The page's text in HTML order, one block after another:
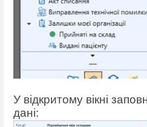
У відкритому вікні
дані: